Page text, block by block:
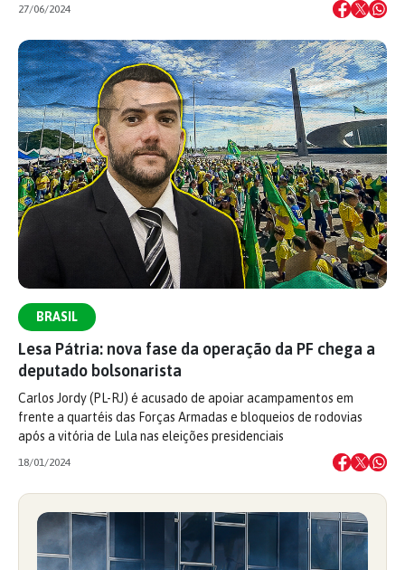
27/06/2024
BRASIL
Lesa Pátria: nova fase da operação da PF chega a
deputado bolsonarista
Carlos Jordy (PL-RJ) é acusado de apoiar acampamentos em
frente a quartéis das Forças Armadas e bloqueios de rodovias
após a vitória de Lula nas eleições presidenciais
18/01/2024